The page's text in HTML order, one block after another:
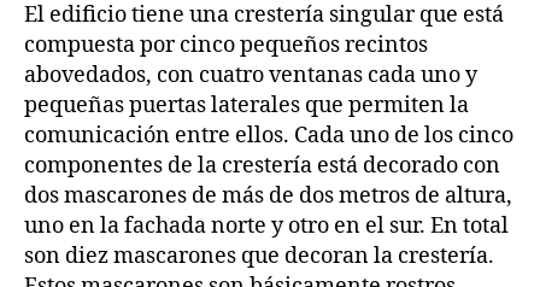
El edificio tiene una crestería singular que está
compuesta por cinco pequeños recintos
abovedados, con cuatro ventanas cada uno y
pequeñas puertas laterales que permiten la
comunicación entre ellos. Cada uno de los cinco
componentes de la crestería está decorado con
dos mascarones de más de dos metros de altura,
uno en la fachada norte y otro en el sur. En total
son diez mascarones que decoran la crestería.